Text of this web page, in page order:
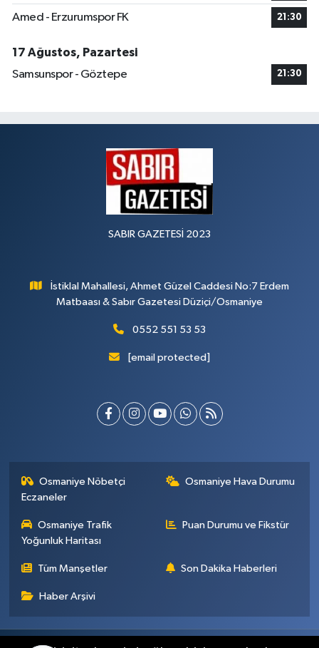
Amed - Erzurumspor FK 21:30
17 Ağustos, Pazartesi
Samsunspor - Göztepe
21:30
SABIR GAZETESİ 2023
İstiklal Mahallesi, Ahmet Güzel Caddesi No:7 Erdem
Matbaası & Sabır Gazetesi Düziçi/Osmaniye
0552 551 53 53
[email protected]
Osmaniye Nöbetçi
Eczaneler
Osmaniye Hava Durumu
Osmaniye Trafik
Yoğunluk Haritası
Puan Durumu ve Fikstür
Tüm Manşetler Son Dakika Haberleri
Haber Arşivi